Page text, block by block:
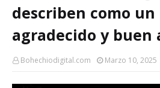
describen como
agradecido y buen
Bohechiodigital.com Marzo 10, 2025